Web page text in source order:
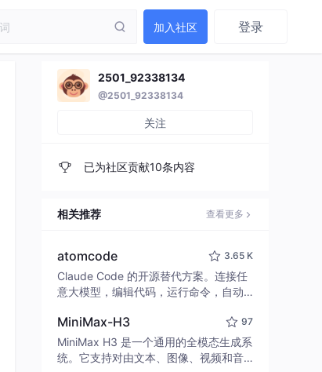
加入社区 登录
2501_92338134
@2501_92338134
关注
已为社区贡献10条内容
相关推荐 查看更多
atomcode 3.65 K
Claude Code 的开源替代方案。连接任
意大模型，编辑代码，运行命令，自动
致性能。 ｜ An open-source alternativ
e to Claude Code. Connect any LLM,
edit code, run commands, and verify
MiniMax-H3 97
MiniMax H3 是一个通用的全模态生成系
统。它支持对由文本、图像、视频和音